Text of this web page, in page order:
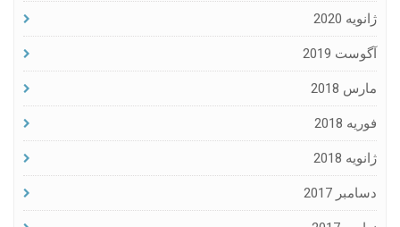
ژانویه 2020
آگوست 2019
مارس 2018
فوریه 2018
ژانویه 2018
دسامبر 2017